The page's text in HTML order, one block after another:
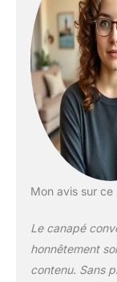
Mon avis sur ce
Le canapé
honnêtement
contenu. Sans